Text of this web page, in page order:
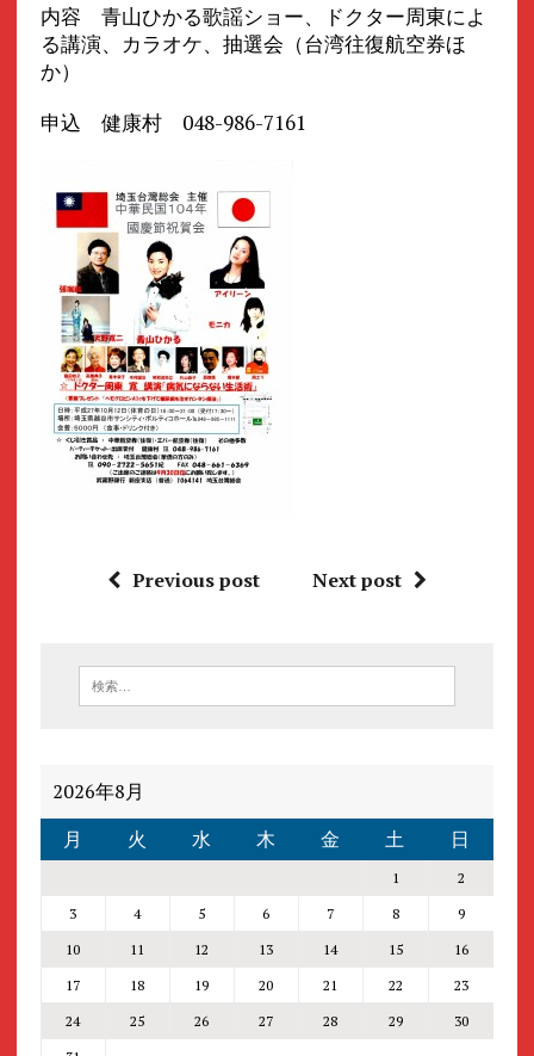
内容 青山ひかる歌謡ショー、ドクター周東によ
る講演、カラオケ、抽選会（台湾往復航空券ほ
か）
申込 健康村 048-986-7161
Previous post Next post
2026年8月
月
火 水 木 金 土 日
1
2
3
4 5 6 7 8
9
10
11 12 13 14 15
16
17
18 19 20 21 22
23
24
25 26 27 28 29
30